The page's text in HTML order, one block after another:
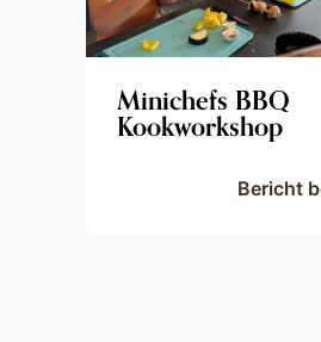
Minichefs BBQ
Kookworkshop
Bericht